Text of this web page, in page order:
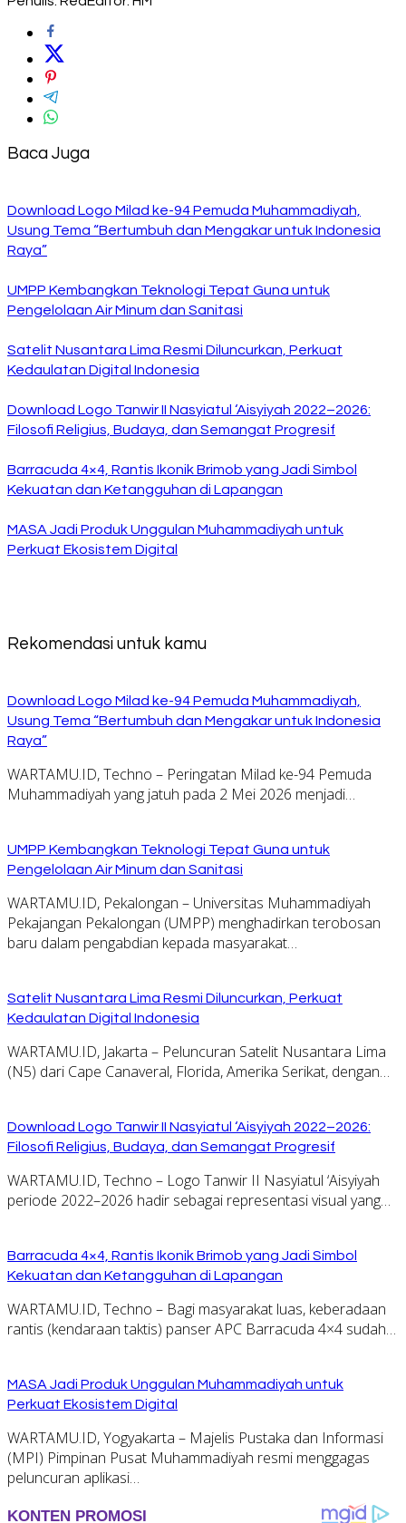
Baca Juga
Download Logo Milad ke-94 Pemuda Muhammadiyah,
Usung Tema “Bertumbuh dan Mengakar untuk Indonesia
Raya”
UMPP Kembangkan Teknologi Tepat Guna untuk
Pengelolaan Air Minum dan Sanitasi
Satelit Nusantara Lima Resmi Diluncurkan, Perkuat
Kedaulatan Digital Indonesia
Download Logo Tanwir II Nasyiatul ‘Aisyiyah 2022–2026:
Filosofi Religius, Budaya, dan Semangat Progresif
Barracuda 4×4, Rantis Ikonik Brimob yang Jadi Simbol
Kekuatan dan Ketangguhan di Lapangan
MASA Jadi Produk Unggulan Muhammadiyah untuk
Perkuat Ekosistem Digital
Rekomendasi untuk kamu
Download Logo Milad ke-94 Pemuda Muhammadiyah,
Usung Tema “Bertumbuh dan Mengakar untuk Indonesia
Raya”
WARTAMU.ID, Techno – Peringatan Milad ke-94 Pemuda
Muhammadiyah yang jatuh pada 2 Mei 2026 menjadi…
UMPP Kembangkan Teknologi Tepat Guna untuk
Pengelolaan Air Minum dan Sanitasi
WARTAMU.ID, Pekalongan – Universitas Muhammadiyah
Pekajangan Pekalongan (UMPP) menghadirkan terobosan
baru dalam pengabdian kepada masyarakat…
Satelit Nusantara Lima Resmi Diluncurkan, Perkuat
Kedaulatan Digital Indonesia
WARTAMU.ID, Jakarta – Peluncuran Satelit Nusantara Lima
(N5) dari Cape Canaveral, Florida, Amerika Serikat, dengan…
Download Logo Tanwir II Nasyiatul ‘Aisyiyah 2022–2026:
Filosofi Religius, Budaya, dan Semangat Progresif
WARTAMU.ID, Techno – Logo Tanwir II Nasyiatul ‘Aisyiyah
periode 2022–2026 hadir sebagai representasi visual yang…
Barracuda 4×4, Rantis Ikonik Brimob yang Jadi Simbol
Kekuatan dan Ketangguhan di Lapangan
WARTAMU.ID, Techno – Bagi masyarakat luas, keberadaan
rantis (kendaraan taktis) panser APC Barracuda 4×4 sudah…
MASA Jadi Produk Unggulan Muhammadiyah untuk
Perkuat Ekosistem Digital
WARTAMU.ID, Yogyakarta – Majelis Pustaka dan Informasi
(MPI) Pimpinan Pusat Muhammadiyah resmi menggagas
peluncuran aplikasi…